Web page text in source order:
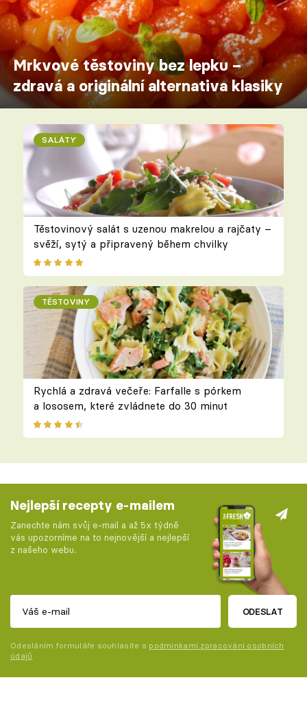
Mrkvové těstoviny bez lepku –
zdravá a originální alternativa klasiky
SALÁTY
Těstovinový salát s uzenou makrelou a rajčaty –
svěží, sytý a připravený během chvilky
TĚSTOVINY
Rychlá a zdravá večeře: Farfalle s pórkem
a lososem, které zvládnete do 30 minut
Nejlepší recepty e-mailem
Zanechte nám svůj e-mail a až 5x týdně
vás upozorníme na to nejnovější a nejlepší
z našeho webu.
ODESLAT
Odesláním formuláře souhlasíte s podmínkami zpracování osobních
údajů